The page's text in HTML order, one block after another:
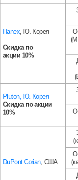
Hanex, Ю. Корея
Скидка по
акции 10%
Pluton, Ю. Корея
Скидка по акции
10%
DuPont Corian, США